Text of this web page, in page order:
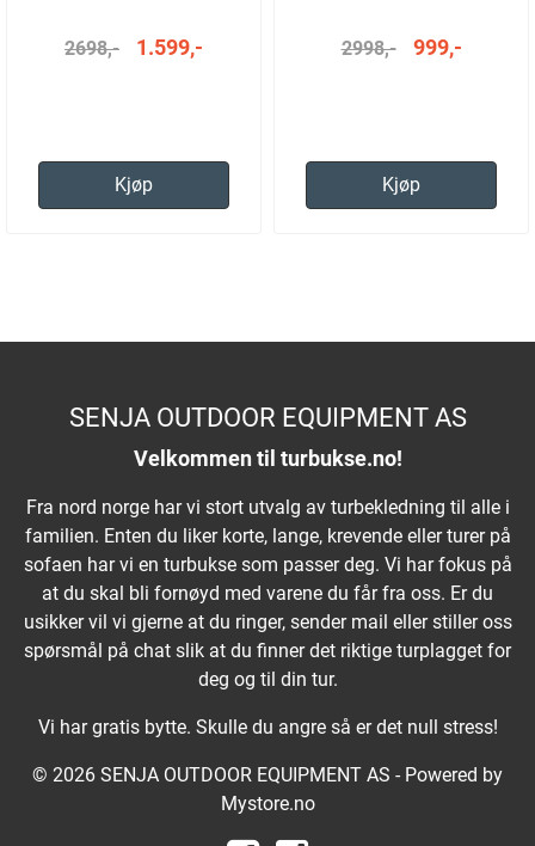
2698,- 1.599,-
Kjøp
2998,- 999,-
Kjøp
SENJA OUTDOOR EQUIPMENT AS
Velkommen til turbukse.no!
Fra nord norge har vi stort utvalg av turbekledning til alle i
familien. Enten du liker korte, lange, krevende eller turer på
sofaen har vi en turbukse som passer deg. Vi har fokus på
at du skal bli fornøyd med varene du får fra oss. Er du
usikker vil vi gjerne at du ringer, sender mail eller stiller oss
spørsmål på chat slik at du finner det riktige turplagget for
deg og til din tur.
Vi har gratis bytte. Skulle du angre så er det null stress!
© 2026 SENJA OUTDOOR EQUIPMENT AS - Powered by
Mystore.no